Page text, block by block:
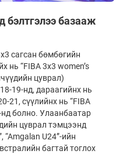
базааж
сагсан бөмбөгийн
нь “FIBA 3x3 women’s
цуврал)
19-нд, дараагийнх нь
21, сүүлийнх нь “FIBA
болно. Улаанбаатар
цуврал тэмцээнд
U24”-ийн
багтай тоглох